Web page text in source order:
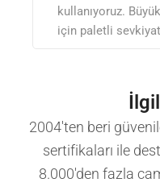
kullanıyoruz.
için paletli
2004'ten beri
sertifikaları ile
8.000'den fazla